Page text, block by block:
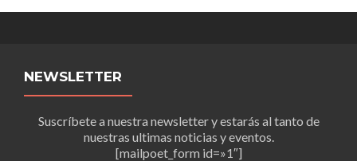
NEWSLETTER
Suscríbete a nuestra newsletter y estarás al tanto de
nuestras ultimas noticias y eventos.
[mailpoet_form id=»1″]